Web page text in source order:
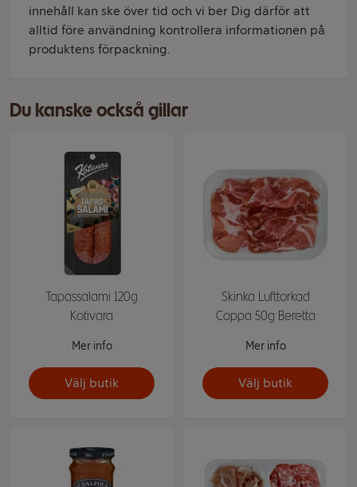
innehåll kan ske över tid och vi ber Dig därför att
alltid före användning kontrollera informationen på
produktens förpackning.
Du kanske också gillar
Tapassalami 120g
Kotivara
Mer info
Välj butik
Skinka Lufttorkad
Coppa 50g Beretta
Mer info
Välj butik